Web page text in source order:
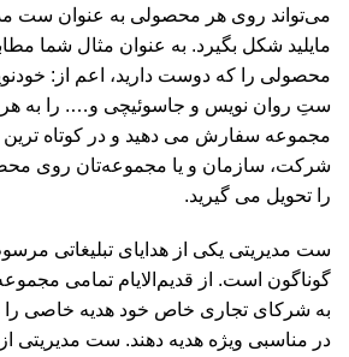
می‌تواند روی هر محصولی به عنوان ست
مایلید شکل بگیرد. به عنوان مثال شما
محصولی را که دوست دارید، اعم از:
ستِ روان نویس و جاسوئیچی و…. را به هر
مجموعه سفارش می دهید و در کوتاه
شرکت، سازمان و یا مجموعه‌تان روی
را تحویل می گیرید.
ست مدیریتی یکی از هدایای تبلیغاتی
گوناگون است. از قدیم‌الایام تمامی
به شرکای تجاری خاص خود هدیه خاصی را
در مناسبی ویژه هدیه دهند. ست مدیریتی